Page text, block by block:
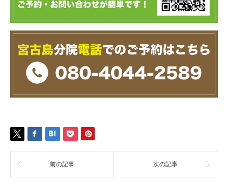
前の記事 次の記事